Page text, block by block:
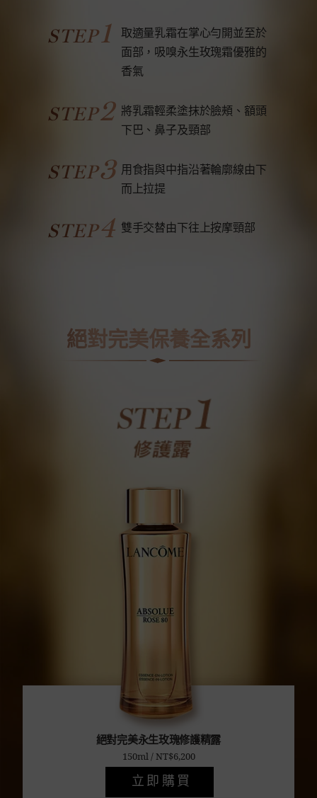
STEP1 取適量乳霜​在掌心勻開並至於
面部，吸嗅永生玫瑰霜優雅的
香氣
STEP2 將乳霜輕柔塗抹於臉頰、額頭
下巴、鼻子及頸部
STEP3 用食指與中指沿著輪廓線由下​
而上拉提
STEP4 雙手交替由下往上按摩頸部
絕對完美保養全系列
絕對完美永生玫瑰修護精露
150ml / NT$6,200
立即購買